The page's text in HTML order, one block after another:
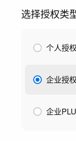
选择授权类
个人授权
企业授权
企业